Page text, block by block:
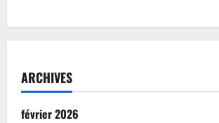
ARCHIVES
février 2026